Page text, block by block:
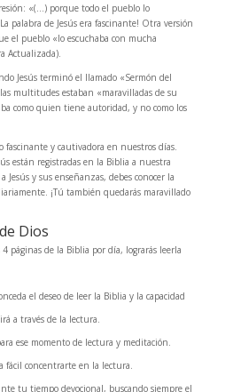
«(…) porque todo el pueblo lo
palabra de Jesús era fascinante! Otra versión
el pueblo «lo escuchaba con mucha
Actualizada).
Jesús terminó el llamado «Sermón del
multitudes estaban «maravilladas de su
como quien tiene autoridad, y no como los
fascinante y cautivadora en nuestros días.
están registradas en la Biblia a nuestra
Jesús y sus enseñanzas, debes conocer la
¡Tú también quedarás maravillado
Dios
4 páginas de la Biblia por día, lograrás leerla
el deseo de leer la Biblia y la capacidad
a través de la lectura.
ese momento de lectura y meditación.
fácil concentrarte en la lectura.
tu tiempo devocional, buscando siempre el